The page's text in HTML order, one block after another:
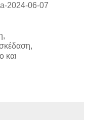
2024-06-07
και